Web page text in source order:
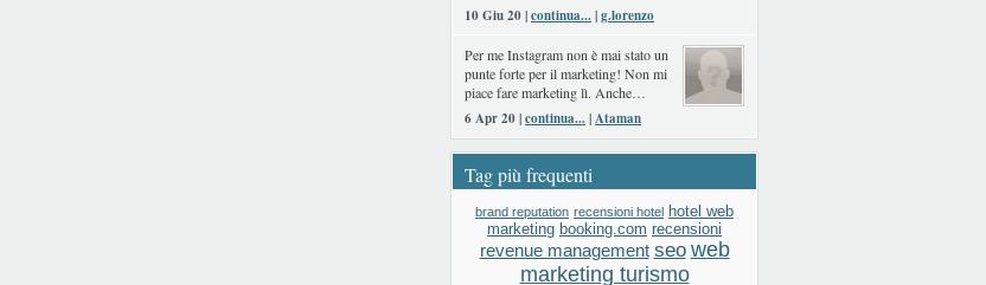
10 Giu 20 |continua...|g.lorenzo
Per me Instagram non è mai stato un
punte forte per il marketing! Non mi
piace fare marketing lì. Anche…
6 Apr 20 |continua...|Ataman
Tag più frequenti
brand reputation recensioni hotel hotel web
marketing booking.com recensioni
revenue management seo web
marketing turismo